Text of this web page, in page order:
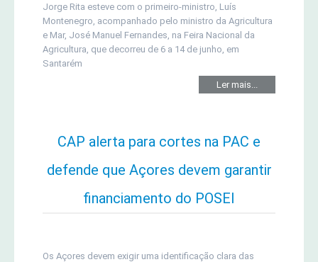
Jorge Rita esteve com o primeiro-ministro, Luís
Montenegro, acompanhado pelo ministro da Agricultura
e Mar, José Manuel Fernandes, na Feira Nacional da
Agricultura, que decorreu de 6 a 14 de junho, em
Santarém
Ler mais...
CAP alerta para cortes na PAC e
defende que Açores devem garantir
financiamento do POSEI
Os Açores devem exigir uma identificação clara das